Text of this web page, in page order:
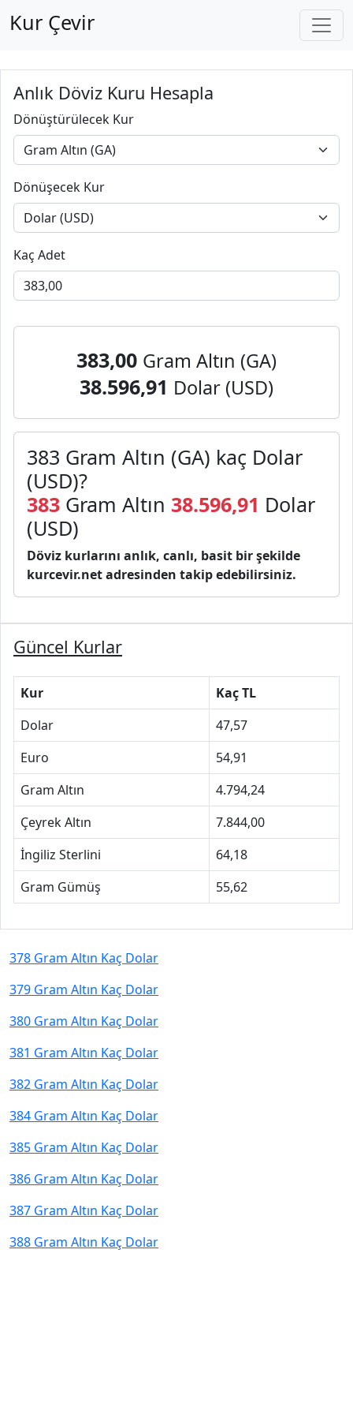
Kur Çevir
Anlık Döviz Kuru Hesapla
Dönüştürülecek Kur
Dönüşecek Kur
Kaç Adet
383,00 Gram Altın (GA)
38.596,91 Dolar (USD)
383 Gram Altın (GA) kaç Dolar
(USD)?
383 Gram Altın 38.596,91 Dolar
(USD)
Döviz kurlarını anlık, canlı, basit bir şekilde
kurcevir.net adresinden takip edebilirsiniz.
Güncel Kurlar
Kur
Kaç TL
Dolar
47,57
Euro
54,91
Gram Altın
4.794,24
Çeyrek Altın
7.844,00
İngiliz Sterlini
64,18
Gram Gümüş
55,62
378 Gram Altın Kaç Dolar
379 Gram Altın Kaç Dolar
380 Gram Altın Kaç Dolar
381 Gram Altın Kaç Dolar
382 Gram Altın Kaç Dolar
384 Gram Altın Kaç Dolar
385 Gram Altın Kaç Dolar
386 Gram Altın Kaç Dolar
387 Gram Altın Kaç Dolar
388 Gram Altın Kaç Dolar